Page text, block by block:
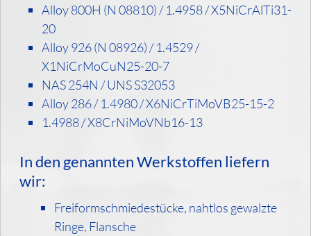
Alloy 800H (N 08810) / 1.4958 / X5NiCrAlTi31-
20
Alloy 926 (N 08926) / 1.4529 /
X1NiCrMoCuN25-20-7
NAS 254N / UNS S32053
Alloy 286 / 1.4980 / X6NiCrTiMoVB25-15-2
1.4988 / X8CrNiMoVNb16-13
In den genannten Werkstoffen liefern
wir:
Freiformschmiedestücke, nahtlos gewalzte
Ringe, Flansche